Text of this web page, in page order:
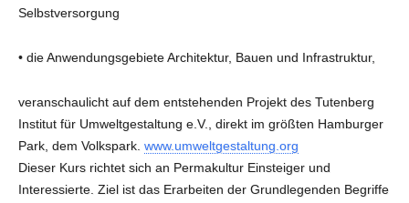
Selbstversorgung
• die Anwendungsgebiete Architektur, Bauen und Infrastruktur,
veranschaulicht auf dem entstehenden Projekt des Tutenberg
Institut für Umweltgestaltung e.V., direkt im größten Hamburger
Park, dem Volkspark. www.umweltgestaltung.org
Dieser Kurs richtet sich an Permakultur Einsteiger und
Interessierte. Ziel ist das Erarbeiten der Grundlegenden Begriffe